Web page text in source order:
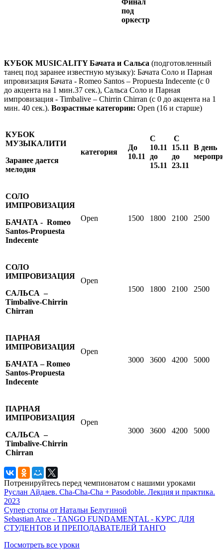
Финал
под
оркестр
КУБОК MUSICALITY Бачата и Сальса (подготовленный
танец под заранее известную музыку): Бачата Соло и Парная
ипровизация Бачата - Romeo Santos – Propuesta Indecente (с 0
до акцента на 1 мин.37 сек.), Сальса Соло и Парная
импровизация - Timbalive – Chirrin Chirran (с 0 до акцента на 1
мин. 40 сек.). Возрастные категории: Open (16 и старше)
КУБОК
МУЗЫКАЛИТИ
Заранее дается
мелодия
категория
До
10.11
С
10.11
до
15.11
С
15.11
до
23.11
В день
СОЛО
ИМПРОВИЗАЦИЯ
БАЧАТА - Romeo
Santos-Propuesta
Indecente
Open 1500 1800 2100 2500
СОЛО
ИМПРОВИЗАЦИЯ
САЛЬСА –
Timbalive-Chirrin
Chirran
Open
1500
1800 2100 2500
ПАРНАЯ
ИМПРОВИЗАЦИЯ
БАЧАТА – Romeo
Santos-Propuesta
Indecente
Open
3000
3600 4200 5000
ПАРНАЯ
ИМПРОВИЗАЦИЯ
САЛЬСА –
Timbalive-Chirrin
Chirran
Open
3000
3600 4200 5000
Потренируйтесь перед чемпионатом с нашими уроками
Руслан Айдаев. Cha-Cha-Cha + Pasodoble. Лекция и практика.
2023
Супер стопы от Натальи Белугиной
Sebastian Arce - TANGO FUNDAMENTAL - КУРС ДЛЯ
СТУДЕНТОВ И ПРЕПОДАВАТЕЛЕЙ ТАНГО
Посмотреть все уроки